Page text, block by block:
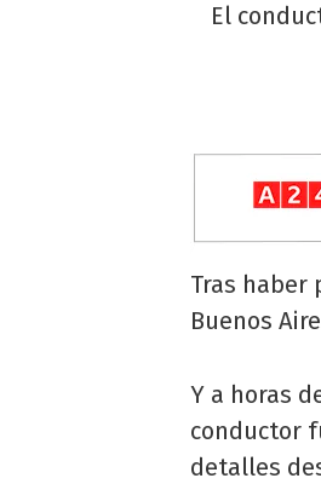
El
Tras haber
Buenos
Y a horas
conductor
detalles